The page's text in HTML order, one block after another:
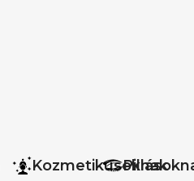
Kozmetikusoknak